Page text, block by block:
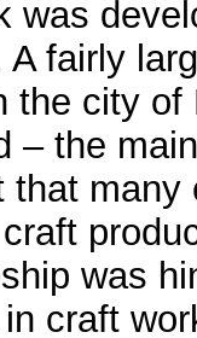
was
fairly
the city
– the
was
craft